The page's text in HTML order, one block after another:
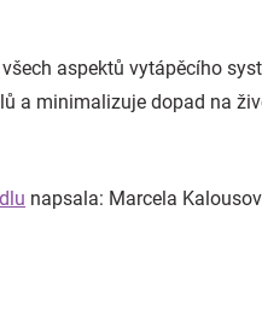
aspektů vytápěcího
a minimalizuje dopad na
napsala: Marcela